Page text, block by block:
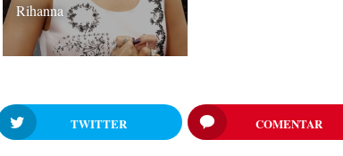
Rihanna
TWITTER COMENTAR